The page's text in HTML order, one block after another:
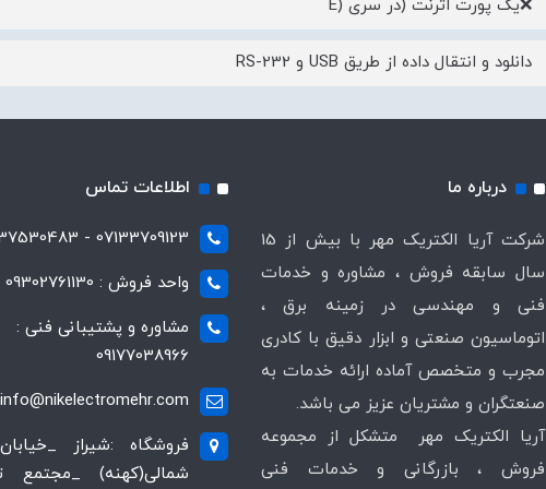
❌یک پورت اترنت (در سری (E
دانلود و انتقال داده از طریق USB و RS-232
درباره ما
شرکت آریا الکتریک مهر با بیش از 15
سال سابقه فروش ، مشاوره و خدمات
فنی و مهندسی در زمینه برق ،
اتوماسیون صنعتی و ابزار دقیق با کادری
مجرب و متخصص آماده ارائه خدمات به
صنعتگران و مشتریان عزیز می باشد.
آریا الکتریک مهر متشکل از مجموعه
فروش ، بازرگانی و خدمات فنی
اطلاعات تماس
07133709123 - 07137530483
واحد فروش : 09302761130
مشاوره و پشتیبانی فنی :
09177038966
info@nikelectromehr.com
فروشگاه :شیراز
شمالی(کهنه)